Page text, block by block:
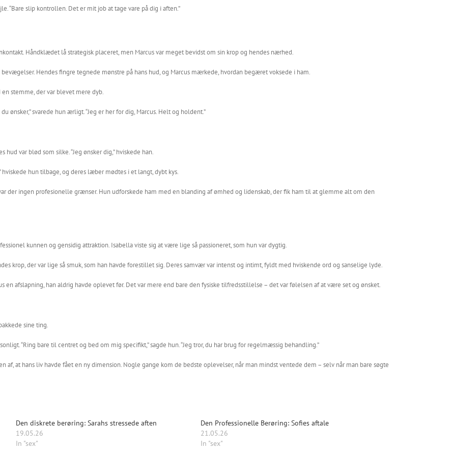
“Bare slip kontrollen. Det er mit job at tage vare på dig i aften.”
Håndklædet lå strategisk placeret, men Marcus var meget bevidst om sin krop og hendes nærhed.
Hendes fingre tegnede mønstre på hans hud, og Marcus mærkede, hvordan begæret voksede i ham.
en stemme, der var blevet mere dyb.
ønsker,” svarede hun ærligt. “Jeg er her for dig, Marcus. Helt og holdent.”
var blød som silke. “Jeg ønsker dig,” hviskede han.
hun tilbage, og deres læber mødtes i et langt, dybt kys.
der ingen profesionelle grænser. Hun udforskede ham med en blanding af ømhed og lidenskab, der fik ham til at glemme alt om den
kunnen og gensidig attraktion. Isabella viste sig at være lige så passioneret, som hun var dygtig.
krop, der var lige så smuk, som han havde forestillet sig. Deres samvær var intenst og intimt, fyldt med hviskende ord og sanselige lyde.
en afslapning, han aldrig havde oplevet før. Det var mere end bare den fysiske tilfredsstillelse – det var følelsen af at være set og ønsket.
sine ting.
“Ring bare til centret og bed om mig specifikt,” sagde hun. “Jeg tror, du har brug for regelmæssig behandling.”
af, at hans liv havde fået en ny dimension. Nogle gange kom de bedste oplevelser, når man mindst ventede dem – selv når man bare søgte
Den diskrete berøring: Sarahs stressede aften
19.05.26
In "sex"
Den Professionelle Berøring: Sofies aftale
21.05.26
In "sex"